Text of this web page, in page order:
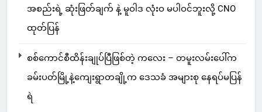
အစည်းရဲ့ ဆုံးဖြတ်ချက် နဲ့ မူဝါဒ လုံးဝ မပါဝင်ဘူးလို့ CNO
ထုတ်ပြန်
စစ်ကောင်စီထိန်းချုပ်ပြီဖြစ်တဲ့ ကလေး – တမူးလမ်းပေါ်က
ခမ်းပတ်မြို့နဲ့ကျေးရွာတချို့က ဒေသခံ အများစု နေရပ်မပြန်
ရဲ